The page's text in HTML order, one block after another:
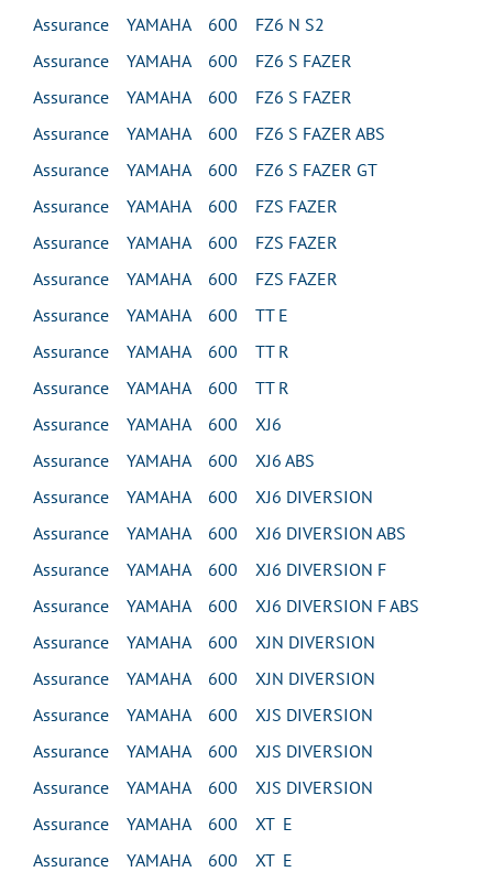
Assurance YAMAHA 600 FZ6 N S2
Assurance YAMAHA 600 FZ6 S FAZER
Assurance YAMAHA 600 FZ6 S FAZER
Assurance YAMAHA 600 FZ6 S FAZER ABS
Assurance YAMAHA 600 FZ6 S FAZER GT
Assurance YAMAHA 600 FZS FAZER
Assurance YAMAHA 600 FZS FAZER
Assurance YAMAHA 600 FZS FAZER
Assurance YAMAHA 600 TT E
Assurance YAMAHA 600 TT R
Assurance YAMAHA 600 TT R
Assurance YAMAHA 600 XJ6
Assurance YAMAHA 600 XJ6 ABS
Assurance YAMAHA 600 XJ6 DIVERSION
Assurance YAMAHA 600 XJ6 DIVERSION ABS
Assurance YAMAHA 600 XJ6 DIVERSION F
Assurance YAMAHA 600 XJ6 DIVERSION F ABS
Assurance YAMAHA 600 XJN DIVERSION
Assurance YAMAHA 600 XJN DIVERSION
Assurance YAMAHA 600 XJS DIVERSION
Assurance YAMAHA 600 XJS DIVERSION
Assurance YAMAHA 600 XJS DIVERSION
Assurance YAMAHA 600 XT E
Assurance YAMAHA 600 XT E